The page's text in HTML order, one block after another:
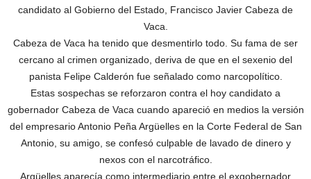
candidato al Gobierno del Estado, Francisco Javier Cabeza de
Vaca.
Cabeza de Vaca ha tenido que desmentirlo todo. Su fama de ser
cercano al crimen organizado, deriva de que en el sexenio del
panista Felipe Calderón fue señalado como narcopolítico.
Estas sospechas se reforzaron contra el hoy candidato a
gobernador Cabeza de Vaca cuando apareció en medios la versión
del empresario Antonio Peña Argüelles en la Corte Federal de San
Antonio, su amigo, se confesó culpable de lavado de dinero y
nexos con el narcotráfico.
Argüelles aparecía como intermediario entre el exgobernador